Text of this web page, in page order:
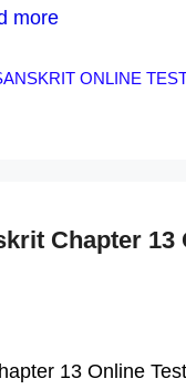
more
ONLINE
Chapter 13
13 Online Test